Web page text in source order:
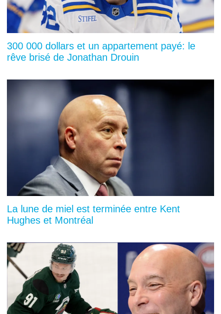
300 000 dollars et un appartement payé: le
rêve brisé de Jonathan Drouin
La lune de miel est terminée entre Kent
Hughes et Montréal